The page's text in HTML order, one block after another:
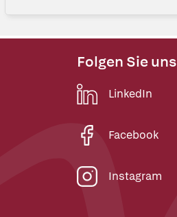
Folgen Sie uns
LinkedIn
Facebook
Instagram